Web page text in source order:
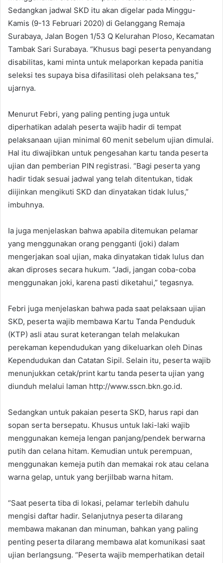
Sedangkan jadwal SKD itu akan digelar pada Minggu-
Kamis (9-13 Februari 2020) di Gelanggang Remaja
Surabaya, Jalan Bogen 1/53 Q Kelurahan Ploso, Kecamatan
Tambak Sari Surabaya. “Khusus bagi peserta penyandang
disabilitas, kami minta untuk melaporkan kepada panitia
seleksi tes supaya bisa difasilitasi oleh pelaksana tes,”
ujarnya.
Menurut Febri, yang paling penting juga untuk
diperhatikan adalah peserta wajib hadir di tempat
pelaksanaan ujian minimal 60 menit sebelum ujian dimulai.
Hal itu diwajibkan untuk pengesahan kartu tanda peserta
ujian dan pemberian PIN registrasi. “Bagi peserta yang
hadir tidak sesuai jadwal yang telah ditentukan, tidak
diijinkan mengikuti SKD dan dinyatakan tidak lulus,”
imbuhnya.
Ia juga menjelaskan bahwa apabila ditemukan pelamar
yang menggunakan orang pengganti (joki) dalam
mengerjakan soal ujian, maka dinyatakan tidak lulus dan
akan diproses secara hukum. “Jadi, jangan coba-coba
menggunakan joki, karena pasti diketahui,” tegasnya.
Febri juga menjelaskan bahwa pada saat pelaksaan ujian
SKD, peserta wajib membawa Kartu Tanda Penduduk
(KTP) asli atau surat keterangan telah melakukan
perekaman kependudukan yang dikeluarkan oleh Dinas
Kependudukan dan Catatan Sipil. Selain itu, peserta wajib
menunjukkan cetak/print kartu tanda peserta ujian yang
diunduh melalui laman http://www.sscn.bkn.go.id.
Sedangkan untuk pakaian peserta SKD, harus rapi dan
sopan serta bersepatu. Khusus untuk laki-laki wajib
menggunakan kemeja lengan panjang/pendek berwarna
putih dan celana hitam. Kemudian untuk perempuan,
menggunakan kemeja putih dan memakai rok atau celana
warna gelap, untuk yang berjilbab warna hitam.
“Saat peserta tiba di lokasi, pelamar terlebih dahulu
mengisi daftar hadir. Selanjutnya peserta dilarang
membawa makanan dan minuman, bahkan yang paling
penting peserta dilarang membawa alat komunikasi saat
ujian berlangsung. “Peserta wajib memperhatikan detail